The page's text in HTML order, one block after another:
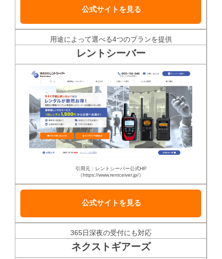
公式サイトを見る
用途によって選べる4つのプランを提供
レントシーバー
引用元：レントシーバー公式HP
（https://www.rentceiver.jp/）
公式サイトを見る
365日深夜の受付にも対応
ネクストギアーズ